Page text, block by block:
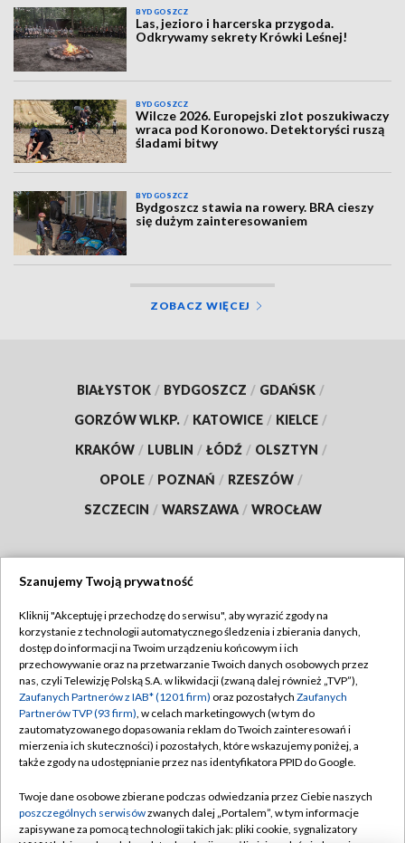
BYDGOSZCZ
Las, jezioro i harcerska przygoda.
Odkrywamy sekrety Krówki Leśnej!
BYDGOSZCZ
Wilcze 2026. Europejski zlot poszukiwaczy
wraca pod Koronowo. Detektoryści ruszą
śladami bitwy
BYDGOSZCZ
Bydgoszcz stawia na rowery. BRA cieszy
się dużym zainteresowaniem
ZOBACZ WIĘCEJ
BIAŁYSTOK / BYDGOSZCZ / GDAŃSK /
GORZÓW WLKP. / KATOWICE / KIELCE /
KRAKÓW / LUBLIN / ŁÓDŹ / OLSZTYN /
OPOLE / POZNAŃ / RZESZÓW /
SZCZECIN / WARSZAWA / WROCŁAW
TVP
Abonament TVP
Emisja w TVP
Centrum informacji TVP
Naziemna Telewizja Cyfrowa
Rada Programowa
System NOS
Regulamin TVP
Polityka prywatności
Moje zgody
Pomoc
Kontakt
Szanujemy Twoją prywatność
Kliknij "Akceptuję i przechodzę do serwisu", aby wyrazić zgody na
korzystanie z technologii automatycznego śledzenia i zbierania danych,
dostęp do informacji na Twoim urządzeniu końcowym i ich
przechowywanie oraz na przetwarzanie Twoich danych osobowych przez
nas, czyli Telewizję Polską S.A. w likwidacji (zwaną dalej również „TVP”),
Zaufanych Partnerów z IAB* (1201 firm) oraz pozostałych Zaufanych
Partnerów TVP (93 firm), w celach marketingowych (w tym do
zautomatyzowanego dopasowania reklam do Twoich zainteresowań i
mierzenia ich skuteczności) i pozostałych, które wskazujemy poniżej, a
także zgody na udostępnianie przez nas identyfikatora PPID do Google.
Twoje dane osobowe zbierane podczas odwiedzania przez Ciebie naszych
poszczególnych serwisówzwanych dalej „Portalem”, w tym informacje
zapisywane za pomocą technologii takich jak: pliki cookie, sygnalizatory